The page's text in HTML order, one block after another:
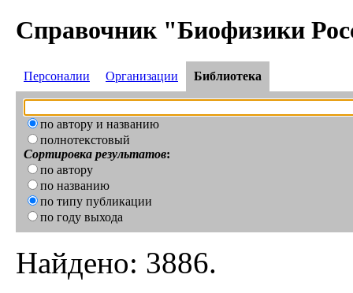
Справочник "Биофизики
Персоналии Организации Библиотека
по автору и названию
полнотекстовый
Сортировка результатов:
по автору
по названию
по типу публикации
по году выхода
Найдено: 3886.